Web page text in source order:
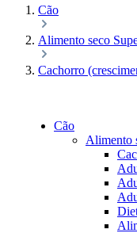
Cão
Alimento seco
Cachorro
Cão
Alimento